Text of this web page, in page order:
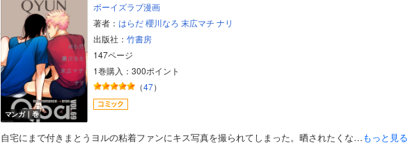
マンガ｜巻
ボーイズラブ漫画
著者： はらだ 櫻川なろ 末広マチ ナリ
出版社： 竹書房
147ページ
1巻購入：300ポイント
（47）
自宅にまで付きまとうヨルの粘着ファンにキス写真を撮られてしまった。晒されたくな…もっと見る